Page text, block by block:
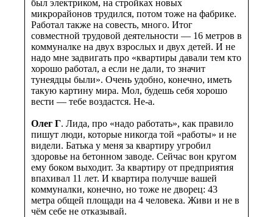
был электриком, на стройках новых
микрорайонов трудился, потом тоже на фабрике.
Работал также на совесть, много. Итог
совместной трудовой деятельности — 16 метров в
коммуналке на двух взрослых и двух детей. И не
надо мне задвигать про «квартиры давали тем кто
хорошо работал, а если не дали, то значит
тунеядцы были». Очень удобно, конечно, иметь
такую картину мира. Мол, будешь себя хорошо
вести — тебе воздастся. Не-а.
Олег Г. Лида, про «надо работать», как правило
пишут люди, которые никогда той «работы» и не
видели. Батька у меня за квартиру угробил
здоровье на бетонном заводе. Сейчас вон кругом
ему боком выходит. За квартиру от предприятия
впахивал 11 лет. И квартира получше вашей
коммуналки, конечно, но тоже не дворец: 43
метра общей площади на 4 человека. Живи и не в
чём себе не отказывай.